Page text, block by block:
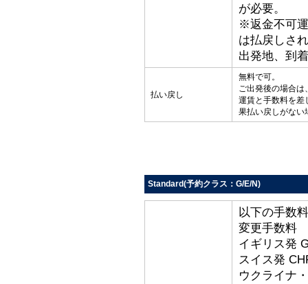
が必要。
※返金不可
は払戻しさ
出発地、到
払い戻し
無料で可。
ご出発後の場合は
運賃と手数料を差
果払い戻しがない
Standard(予約クラス：G/E/N)
以下の手数
変更手数料
イギリス発
スイス発
ウクライナ